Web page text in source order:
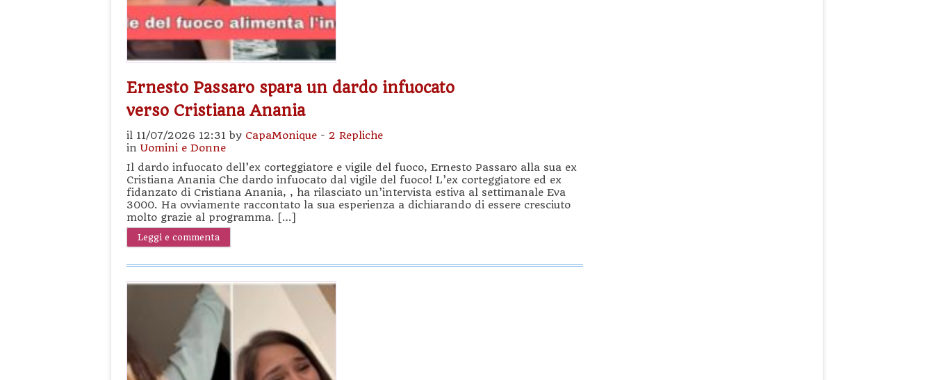
Ernesto Passaro spara un dardo infuocato
verso Cristiana Anania
il 11/07/2026 12:31 by CapaMonique - 2 Repliche
in Uomini e Donne
Il dardo infuocato dell’ex corteggiatore e vigile del fuoco, Ernesto Passaro alla sua ex
Cristiana Anania Che dardo infuocato dal vigile del fuoco! L’ex corteggiatore ed ex
fidanzato di Cristiana Anania, , ha rilasciato un’intervista estiva al settimanale Eva
3000. Ha ovviamente raccontato la sua esperienza a dichiarando di essere cresciuto
molto grazie al programma. […]
Leggi e commenta